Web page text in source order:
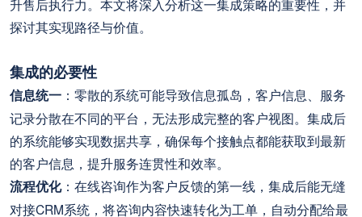
升售后执行力。本文将深入分析这一集成策略的重要性，并
探讨其实现路径与价值。
集成的必要性
信息统一 ：零散的系统可能导致信息孤岛，客户信息、服务
记录分散在不同的平台，无法形成完整的客户视图。集成后
的系统能够实现数据共享，确保每个接触点都能获取到最新
的客户信息，提升服务连贯性和效率。
流程优化：在线咨询作为客户反馈的第一线，集成后能无缝
对接CRM系统，将咨询内容快速转化为工单，自动分配给最